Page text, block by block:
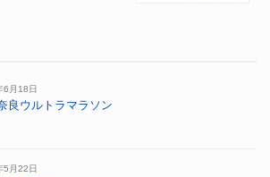
6月18日
良ウルトラマラソン
5月22日